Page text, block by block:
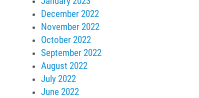
December 2022
November 2022
October 2022
September 2022
August 2022
July 2022
June 2022